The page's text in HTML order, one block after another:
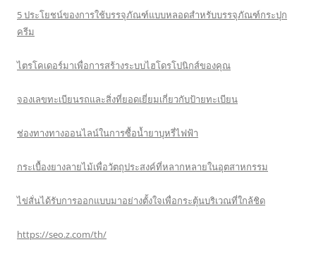
5 ประโยชน์ของการใช้บรรจุภัณฑ์แบบหลอดสำหรับบรรจุภัณฑ์กระปุก
ครีม
ไตรโคเดอร์มาเพื่อการสร้างระบบไฮโดรโปนิกส์ของคุณ
จองเลขทะเบียนรถและสิ่งที่ยอดเยี่ยมเกี่ยวกับป้ายทะเบียน
ช่องทางทางออนไลน์ในการซื้อน้ำยาบุหรี่ไฟฟ้า
กระเบื้องยางลายไม้เพื่อวัตถุประสงค์ที่หลากหลายในอุตสาหกรรม
ไข่สั่นได้รับการออกแบบมาอย่างตั้งใจเพื่อกระตุ้นบริเวณที่ใกล้ชิด
https://seo.z.com/th/